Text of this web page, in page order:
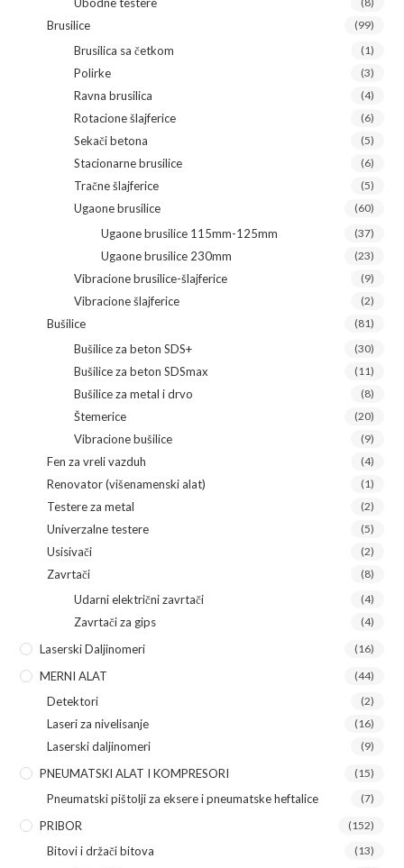
Brusilice (99)
Brusilica sa četkom (1)
Polirke (3)
Ravna brusilica (4)
Rotacione šlajferice (6)
Sekači betona (5)
Stacionarne brusilice (6)
Tračne šlajferice (5)
Ugaone brusilice (60)
Ugaone brusilice 115mm-125mm (37)
Ugaone brusilice 230mm (23)
Vibracione brusilice-šlajferice (9)
Vibracione šlajferice (2)
Bušilice (81)
Bušilice za beton SDS+ (30)
Bušilice za beton SDSmax (11)
Bušilice za metal i drvo (8)
Štemerice (20)
Vibracione bušilice (9)
Fen za vreli vazduh (4)
Renovator (višenamenski alat) (1)
Testere za metal (2)
Univerzalne testere (5)
Usisivači (2)
Zavrtači (8)
Udarni električni zavrtači (4)
Zavrtači za gips (4)
Laserski Daljinomeri (16)
MERNI ALAT (44)
Detektori (2)
Laseri za nivelisanje (16)
Laserski daljinomeri (9)
PNEUMATSKI ALAT I KOMPRESORI (15)
Pneumatski pištolji za eksere i pneumatske heftalice (7)
PRIBOR (152)
Bitovi i držači bitova (13)